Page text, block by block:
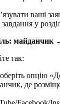
ваші
у
майданчик
так:
опцію
де